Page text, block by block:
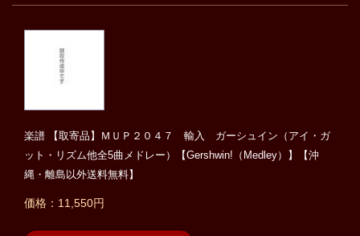
楽譜 【取寄品】ＭＵＰ２０４７ 輸入 ガーシュイン（アイ・ガ
ット・リズム他全5曲メドレー）【Gershwin!（Medley）】【沖
縄・離島以外送料無料】
価格：11,550円